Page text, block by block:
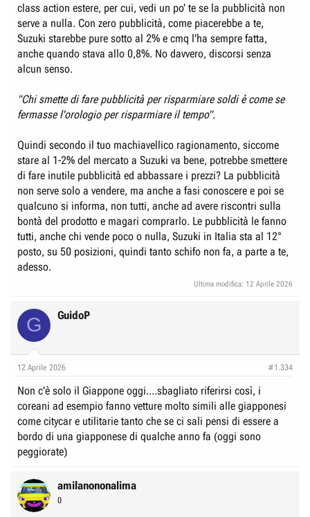
class action estere, per cui, vedi un po' te se la pubblicità non
serve a nulla. Con zero pubblicità, come piacerebbe a te,
Suzuki starebbe pure sotto al 2% e cmq l'ha sempre fatta,
anche quando stava allo 0,8%. No davvero, discorsi senza
alcun senso.
"Chi smette di fare pubblicità per risparmiare soldi è come se
fermasse l'orologio per risparmiare il tempo".
Quindi secondo il tuo machiavellico ragionamento, siccome
stare al 1-2% del mercato a Suzuki va bene, potrebbe smettere
di fare inutile pubblicità ed abbassare i prezzi? La pubblicità
non serve solo a vendere, ma anche a fasi conoscere e poi se
qualcuno si informa, non tutti, anche ad avere riscontri sulla
bontà del prodotto e magari comprarlo. Le pubblicità le fanno
tutti, anche chi vende poco o nulla, Suzuki in Italia sta al 12°
posto, su 50 posizioni, quindi tanto schifo non fa, a parte a te,
adesso.
Ultima modifica: 12 Aprile 2026
G GuidoP
12 Aprile 2026 #1.334
Non c'è solo il Giappone oggi....sbagliato riferirsi così, i
coreani ad esempio fanno vetture molto simili alle giapponesi
come citycar e utilitarie tanto che se ci sali pensi di essere a
bordo di una giapponese di qualche anno fa (oggi sono
peggiorate)
amilanononalima
0